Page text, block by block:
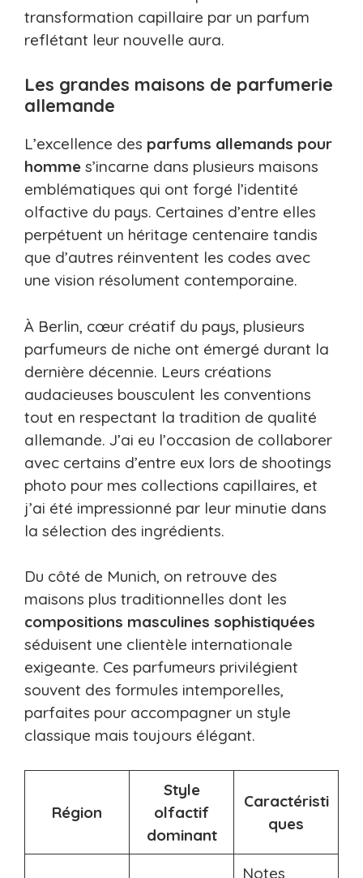
transformation capillaire par un parfum
reflétant leur nouvelle aura.
Les grandes maisons de parfumerie
allemande
L’excellence des parfums allemands pour
homme s’incarne dans plusieurs maisons
emblématiques qui ont forgé l’identité
olfactive du pays. Certaines d’entre elles
perpétuent un héritage centenaire tandis
que d’autres réinventent les codes avec
une vision résolument contemporaine.
À Berlin, cœur créatif du pays, plusieurs
parfumeurs de niche ont émergé durant la
dernière décennie. Leurs créations
audacieuses bousculent les conventions
tout en respectant la tradition de qualité
allemande. J’ai eu l’occasion de collaborer
avec certains d’entre eux lors de shootings
photo pour mes collections capillaires, et
j’ai été impressionné par leur minutie dans
la sélection des ingrédients.
Du côté de Munich, on retrouve des
maisons plus traditionnelles dont les
compositions masculines sophistiquées
séduisent une clientèle internationale
exigeante. Ces parfumeurs privilégient
souvent des formules intemporelles,
parfaites pour accompagner un style
classique mais toujours élégant.
Région
Style
olfactif
dominant
Caractéristi
ques
Notes